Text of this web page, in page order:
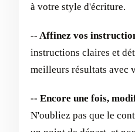
à votre style d'écriture.
-- Affinez vos
instructions claires et
meilleurs résultats avec
-- Encore une fois,
N'oubliez pas que le